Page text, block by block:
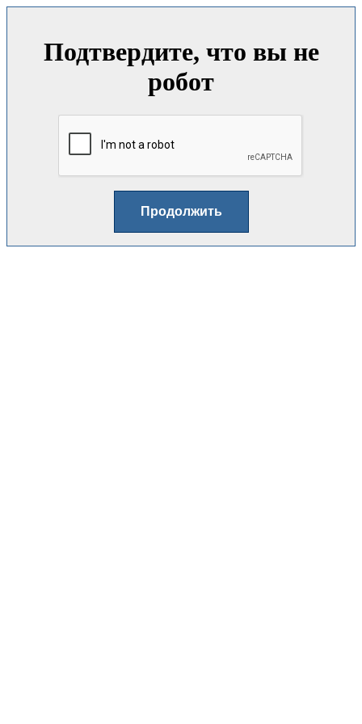
Подтвердите, что вы не
робот
Продолжить